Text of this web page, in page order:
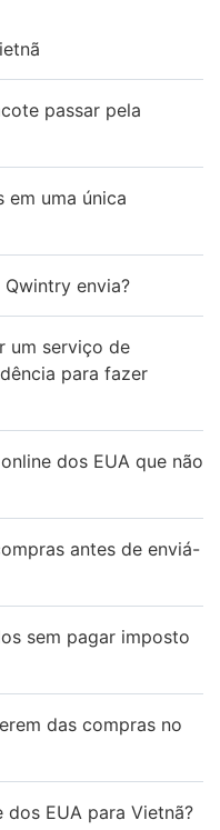
passar pela
em uma única
envia?
um serviço de
para fazer
dos EUA que não
antes de enviá-
sem pagar imposto
das compras no
EUA para Vietnã?